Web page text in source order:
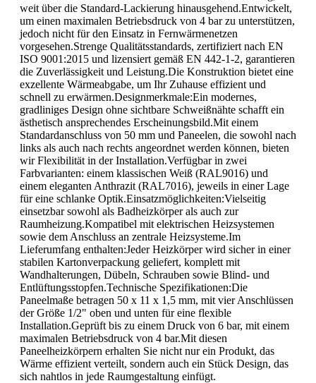
weit über die Standard-Lackierung hinausgehend.Entwickelt,
um einen maximalen Betriebsdruck von 4 bar zu unterstützen,
jedoch nicht für den Einsatz in Fernwärmenetzen
vorgesehen.Strenge Qualitätsstandards, zertifiziert nach EN
ISO 9001:2015 und lizensiert gemäß EN 442-1-2, garantieren
die Zuverlässigkeit und Leistung.Die Konstruktion bietet eine
exzellente Wärmeabgabe, um Ihr Zuhause effizient und
schnell zu erwärmen.Designmerkmale:Ein modernes,
gradliniges Design ohne sichtbare Schweißnähte schafft ein
ästhetisch ansprechendes Erscheinungsbild.Mit einem
Standardanschluss von 50 mm und Paneelen, die sowohl nach
links als auch nach rechts angeordnet werden können, bieten
wir Flexibilität in der Installation.Verfügbar in zwei
Farbvarianten: einem klassischen Weiß (RAL9016) und
einem eleganten Anthrazit (RAL7016), jeweils in einer Lage
für eine schlanke Optik.Einsatzmöglichkeiten:Vielseitig
einsetzbar sowohl als Badheizkörper als auch zur
Raumheizung.Kompatibel mit elektrischen Heizsystemen
sowie dem Anschluss an zentrale Heizsysteme.Im
Lieferumfang enthalten:Jeder Heizkörper wird sicher in einer
stabilen Kartonverpackung geliefert, komplett mit
Wandhalterungen, Dübeln, Schrauben sowie Blind- und
Entlüftungsstopfen.Technische Spezifikationen:Die
Paneelmaße betragen 50 x 11 x 1,5 mm, mit vier Anschlüssen
der Größe 1/2" oben und unten für eine flexible
Installation.Geprüft bis zu einem Druck von 6 bar, mit einem
maximalen Betriebsdruck von 4 bar.Mit diesen
Paneelheizkörpern erhalten Sie nicht nur ein Produkt, das
Wärme effizient verteilt, sondern auch ein Stück Design, das
sich nahtlos in jede Raumgestaltung einfügt.